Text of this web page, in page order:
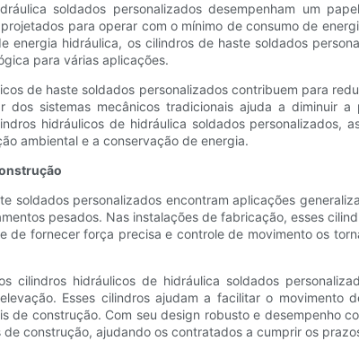
soldados personalizados desempenham um
para operar com o mínimo de consumo de
energia hidráulica, os cilindros de haste soldados
para várias aplicações.
de haste soldados personalizados contribuem para
dos sistemas mecânicos tradicionais ajuda a diminuir
hidráulicos de hidráulica soldados personalizados,
ambiental e a conservação de energia.
soldados personalizados encontram aplicações
pesados. Nas instalações de fabricação, esses
de fornecer força precisa e controle de movimento os
cilindros hidráulicos de hidráulica soldados
Esses cilindros ajudam a facilitar o
de construção. Com seu design robusto e desempenho
construção, ajudando os contratados a cumprir os